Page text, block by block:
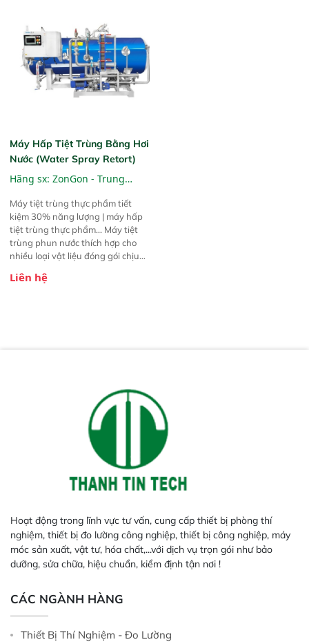
bị lắng cặn). Phương pháp tiệt
trùng: Phun nước, ngâm nước,
hấp hơi nước.
Máy Hấp Tiệt Trùng Bằng Hơi
Nước (Water Spray Retort)
Hãng sx: ZonGon - Trung
Máy tiệt trùng thực phẩm tiết
kiệm 30% năng lượng | máy hấp
tiệt trùng thực phẩm... Máy tiệt
trùng phun nước thích hợp cho
nhiều loại vật liệu đóng gói chịu
kim loại: lon thiếc, lon nhôm; 3.
Liên hệ
Hoạt động trong lĩnh vực tư vấn, cung cấp thiết bị phòng thí
nghiệm, thiết bị đo lường công nghiệp, thiết bị công nghiệp, máy
móc sản xuất, vật tư, hóa chất,...với dịch vụ trọn gói như bảo
dưỡng, sửa chữa, hiệu chuẩn, kiểm định tận nơi !
CÁC NGÀNH HÀNG
Thiết Bị Thí Nghiệm - Đo Lường